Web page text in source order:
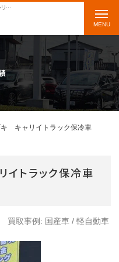
熊本で車買取ならチェレステの令和3年 スズキ キャリイトラック保冷車をご案内します
キャリイトラック保冷車
トラック保冷車
買取事例: 国産車 / 軽自動車
t
o
g
g
l
e
a